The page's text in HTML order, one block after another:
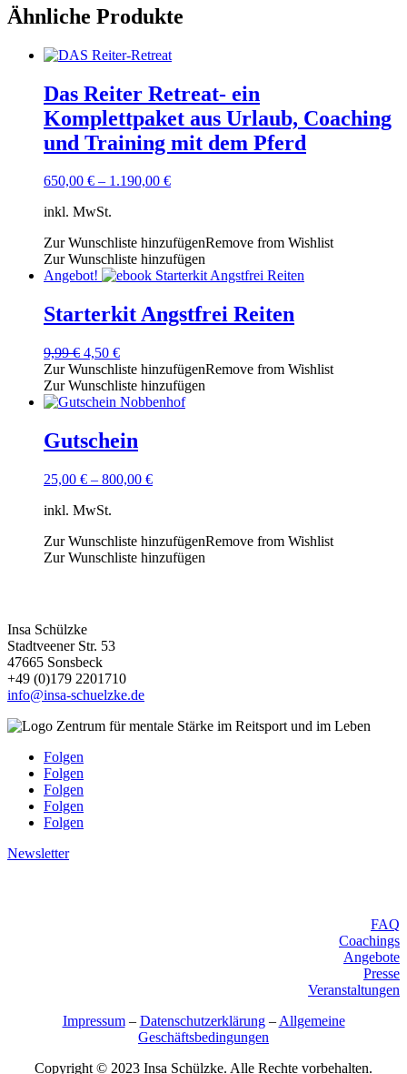
Ähnliche Produkte
Das Reiter Retreat- ein
Komplettpaket aus Urlaub, Coaching
und Training mit dem Pferd
650,00 € – 1.190,00 €
inkl. MwSt.
Zur Wunschliste hinzufügenRemove from Wishlist
Zur Wunschliste hinzufügen
Angebot!
Starterkit Angstfrei Reiten
9,99€ Ursprünglicher
Preis
war:
9,99 €
4,50 €Aktueller
Preis
ist:
4,50 €.
Zur Wunschliste hinzufügenRemove from Wishlist
Zur Wunschliste hinzufügen
Gutschein
25,00 € – 800,00 €
inkl. MwSt.
Zur Wunschliste hinzufügenRemove from Wishlist
Zur Wunschliste hinzufügen
Insa Schülzke
Stadtveener Str. 53
47665 Sonsbeck
+49 (0)179 2201710
info@insa-schuelzke.de
Folgen
Folgen
Folgen
Folgen
Folgen
Newsletter
FAQ
Coachings
Angebote
Presse
Veranstaltungen
Impressum– Datenschutzerklärung– Allgemeine
Geschäftsbedingungen
Copyright © 2023 Insa Schülzke. Alle Rechte vorbehalten.